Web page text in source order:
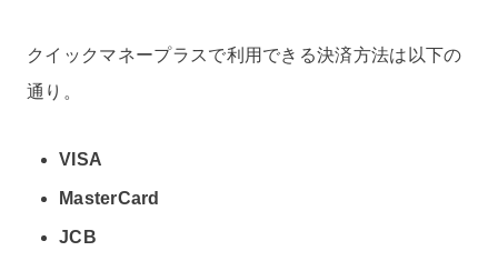
クイックマネープラスで利用できる決済方法は以下の
通り。
VISA
MasterCard
JCB